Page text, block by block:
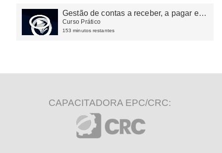
Gestão de contas a receber, a pagar e
tesouraria
Curso Prático
153 minutos restantes
CAPACITADORA EPC/CRC: